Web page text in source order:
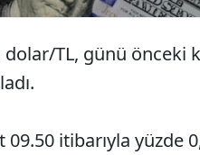
TL, günü önceki
itibarıyla yüzde